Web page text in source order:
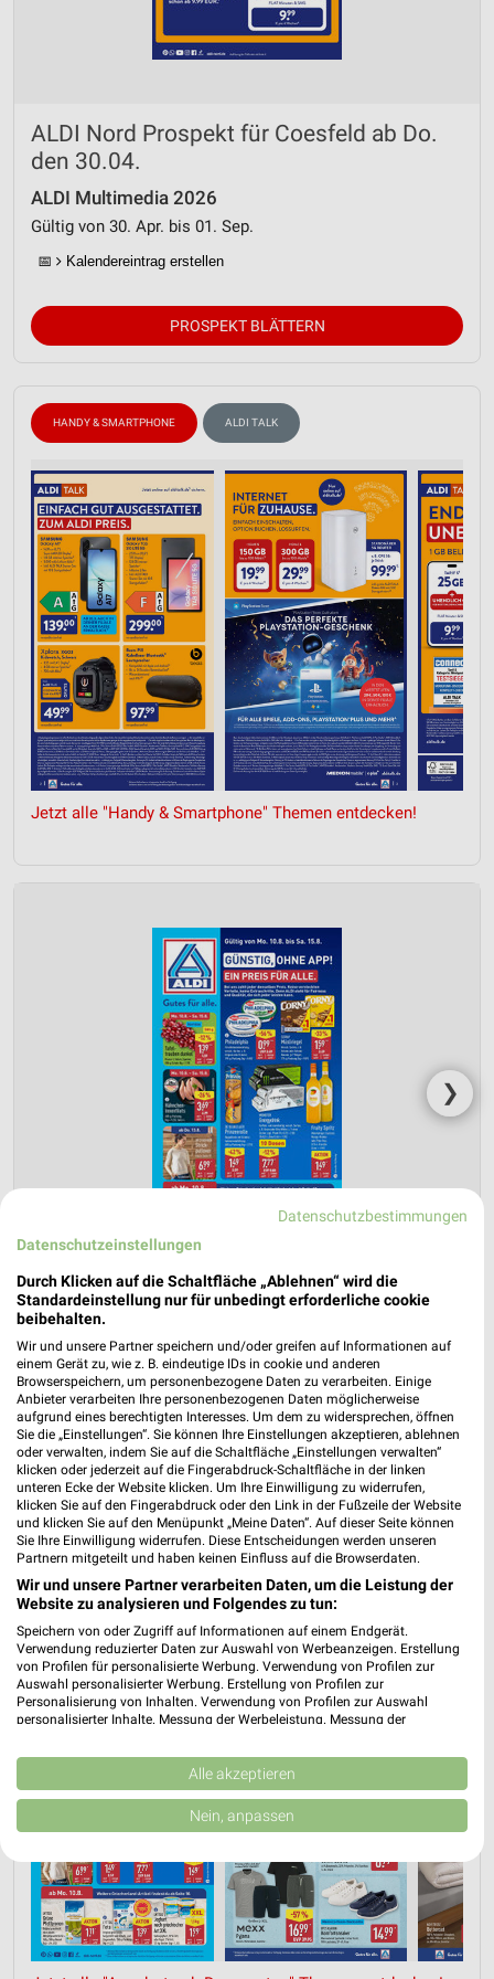
ALDI Nord Prospekt für Coesfeld ab Do.
den 30.04.
ALDI Multimedia 2026
Gültig von 30. Apr. bis 01. Sep.
📅 Kalendereintrag erstellen
PROSPEKT BLÄTTERN
HANDY & SMARTPHONE ALDI TALK
Jetzt alle "Handy & Smartphone" Themen entdecken!
❯
ALDI Nord Prospekt für Coesfeld ab Mo.
den 10.08.
Gültig von 10. Aug. bis 15. Aug.
📅 Kalendereintrag erstellen
PROSPEKT BLÄTTERN
ANGEBOTE AB DONNERSTAG ANGEBOTE AB MONTAG AKTIONEN,
Datenschutzbestimmungen
Datenschutzeinstellungen
Durch Klicken auf die Schaltfläche „Ablehnen“ wird die
Standardeinstellung nur für unbedingt erforderliche cookie
beibehalten.
Wir und unsere Partner speichern und/oder greifen auf Informationen auf
einem Gerät zu, wie z. B. eindeutige IDs in cookie und anderen
Browserspeichern, um personenbezogene Daten zu verarbeiten. Einige
Anbieter verarbeiten Ihre personenbezogenen Daten möglicherweise
aufgrund eines berechtigten Interesses. Um dem zu widersprechen, öffnen
Sie die „Einstellungen“. Sie können Ihre Einstellungen akzeptieren, ablehnen
oder verwalten, indem Sie auf die Schaltfläche „Einstellungen verwalten“
klicken oder jederzeit auf die Fingerabdruck-Schaltfläche in der linken
unteren Ecke der Website klicken. Um Ihre Einwilligung zu widerrufen,
klicken Sie auf den Fingerabdruck oder den Link in der Fußzeile der Website
und klicken Sie auf den Menüpunkt „Meine Daten“. Auf dieser Seite können
Sie Ihre Einwilligung widerrufen. Diese Entscheidungen werden unseren
Partnern mitgeteilt und haben keinen Einfluss auf die Browserdaten.
Wir und unsere Partner verarbeiten Daten, um die Leistung der
Website zu analysieren und Folgendes zu tun:
Speichern von oder Zugriff auf Informationen auf einem Endgerät.
Verwendung reduzierter Daten zur Auswahl von Werbeanzeigen. Erstellung
von Profilen für personalisierte Werbung. Verwendung von Profilen zur
Auswahl personalisierter Werbung. Erstellung von Profilen zur
Personalisierung von Inhalten. Verwendung von Profilen zur Auswahl
personalisierter Inhalte. Messung der Werbeleistung. Messung der
Kombinationen von Daten aus verschiedenen Quellen. Entwicklung und
Verbesserung der Angebote. Verwendung reduzierter Daten zur Auswahl
von Inhalten.
Daten können außerhalb der Europäischen Union weitergegeben und in die
Website/App.
Partnerliste anzeigen (1 IAB-Anbieter)
Wir nutzen Ihre Daten für folgende Zwecke:
IAB-Verarbeitungszwecke:
Alle akzeptieren
Nein, anpassen